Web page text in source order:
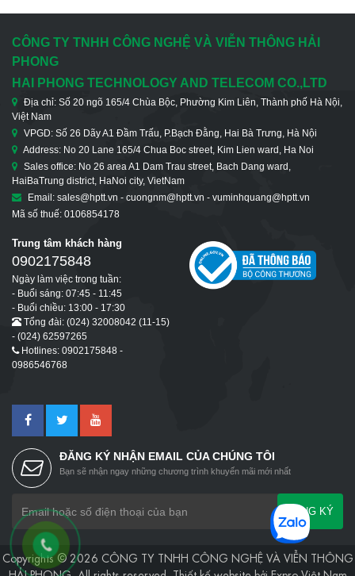
CÔNG TY TNHH CÔNG NGHỆ VÀ VIỄN THÔNG HẢI
PHONG
HAI PHONG TECHNOLOGY AND TELECOM CO.,LTD
Địa chỉ: Số 20 ngõ 165/4 Chùa Bộc, Phường Kim Liên, Thành phố Hà Nội,
Việt Nam
VPGD: Số 26 Dãy A1 Đầm Trấu, P.Bạch Đằng, Hai Bà Trưng, Hà Nội
Address: No 20 Lane 165/4 Chua Boc street, Kim Lien ward, Ha Noi
Sales office: No 26 area A1 Dam Trau street, Bach Dang ward,
HaiBaTrung district, HaNoi city, VietNam
Email: sales@hptt.vn - cuongnm@hptt.vn - vuminhquang@hptt.vn
Mã số thuế: 0106854178
Trung tâm khách hàng
0902175848
Ngày làm việc trong tuần:
- Buổi sáng: 07:45 - 11:45
- Buổi chiều: 13:00 - 17:30
Tổng đài: (024) 32008042 (11-15)
- (024) 62597265
Hotlines: 0902175848 -
0986546768
ĐĂNG KÝ NHẬN EMAIL CỦA CHÚNG TÔI
Bạn sẽ nhận ngay những chương trình khuyến mãi mới nhất
ĐĂNG KÝ
Copyrights © 2026 CÔNG TY TNHH CÔNG NGHỆ VÀ VIỄN THÔNG